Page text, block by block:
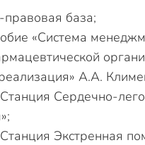
база;
«Система
А.А.
Сердечно-
Экстренная